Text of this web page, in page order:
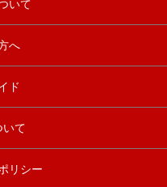
いて
へ
ド
いて
リシー